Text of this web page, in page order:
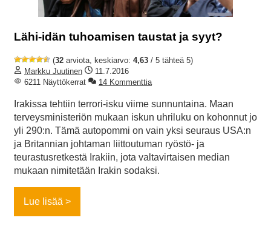
Lähi-idän tuhoamisen taustat ja syyt?
(32 arviota, keskiarvo: 4,63 / 5 tähteä 5)
Markku Juutinen
11.7.2016
6211 Näyttökerrat
14 Kommenttia
Irakissa tehtiin terrori-isku viime sunnuntaina. Maan
terveysministeriön mukaan iskun uhriluku on kohonnut jo
yli 290:n. Tämä autopommi on vain yksi seuraus USA:n
ja Britannian johtaman liittoutuman ryöstö- ja
teurastusretkestä Irakiin, jota valtavirtaisen median
mukaan nimitetään Irakin sodaksi.
Lue lisää